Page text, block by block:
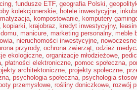
, fundusze ETF, geografia Polski,
kolekcjonerskie, hotele inwestycyjne,
, kompostowanie, komputery
, kopiarki, krajobraz, kredyt inwestycyjny,
, manicure, marketing personalny, meble
, nieruchomości inwestycyjne,
przyrody, ochrona zwierząt, odzież
ekologiczne, organizacje młodzieżowe,
, płatności elektroniczne, pomoc społeczna,
architektoniczne, projekty społeczne,
, psychologia społeczna, psychologia
przemysłowe, rośliny doniczkowe, rozwój